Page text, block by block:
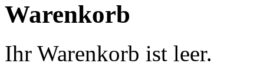
Warenkorb
Ihr Warenkorb ist leer.